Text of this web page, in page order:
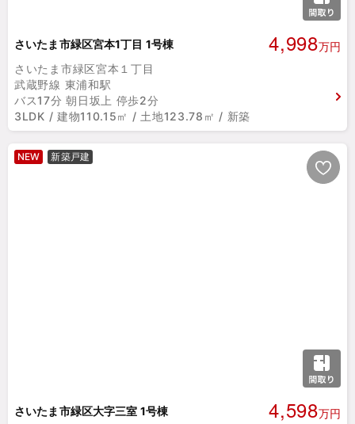
さいたま市緑区宮本1丁目 1号棟 4,998万円
さいたま市緑区宮本１丁目
武蔵野線 東浦和駅
バス17分 朝日坂上 停歩2分
3LDK / 建物110.15㎡ / 土地123.78㎡ / 新築
NEW 新築戸建
さいたま市緑区大字三室 1号棟 4,598万円